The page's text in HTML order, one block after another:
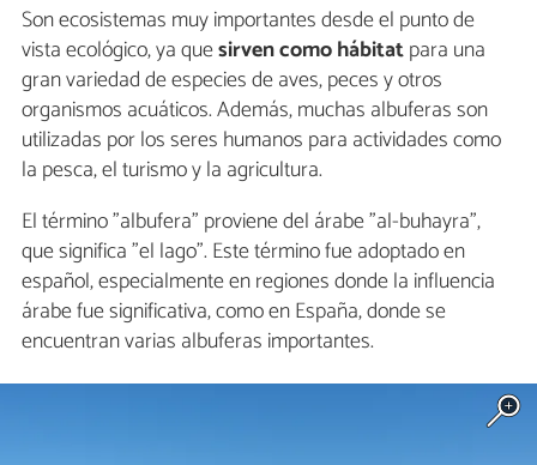
Son ecosistemas muy importantes desde el punto de
vista ecológico, ya quesirven como hábitatpara una
gran variedad de especies de aves, peces y otros
organismos acuáticos. Además, muchas albuferas son
utilizadas por los seres humanos para actividades como
la pesca, el turismo y la agricultura.
El término "albufera" proviene del árabe "al-buhayra",
que significa "el lago". Este término fue adoptado en
español, especialmente en regiones donde la influencia
árabe fue significativa, como en España, donde se
encuentran varias albuferas importantes.